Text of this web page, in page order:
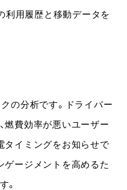
利用履歴と移動データを
の分析です。ドライバー
燃費効率が悪いユーザー
タイミングをお知らせで
ゲージメントを高めるた
。